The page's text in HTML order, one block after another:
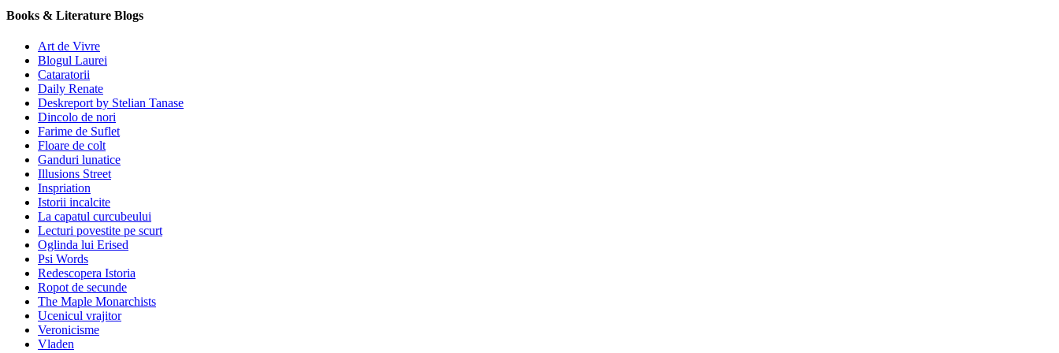
Books & Literature Blogs
Art de Vivre
Blogul Laurei
Cataratorii
Daily Renate
Deskreport by Stelian Tanase
Dincolo de nori
Farime de Suflet
Floare de colt
Ganduri lunatice
Illusions Street
Inspriation
Istorii incalcite
La capatul curcubeului
Lecturi povestite pe scurt
Oglinda lui Erised
Psi Words
Redescopera Istoria
Ropot de secunde
The Maple Monarchists
Ucenicul vrajitor
Veronicisme
Vladen